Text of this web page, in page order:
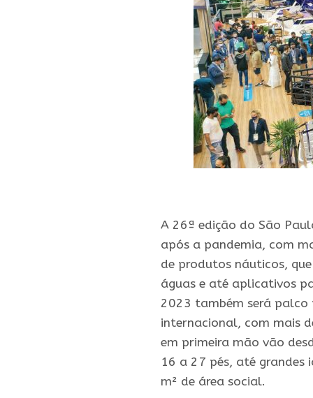
A 26ª edição do São
após a pandemia, com
de produtos náuticos,
águas e até aplicativos
2023 também será palco
internacional, com mais
em primeira mão vão
16 a 27 pés, até grandes
m² de área social.